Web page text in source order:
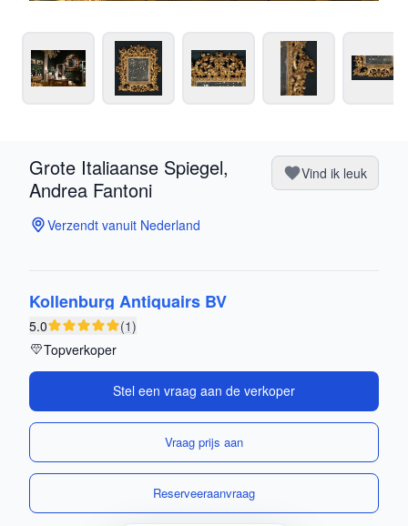
Grote Italiaanse Spiegel,
Andrea Fantoni
Vind ik leuk
Verzendt vanuit Nederland
Kollenburg Antiquairs BV
5.0
(1)
Topverkoper
Stel een vraag aan de verkoper
Vraag prijs aan
Reserveeraanvraag